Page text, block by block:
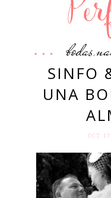
bodas,
SINFO
UNA
OCT